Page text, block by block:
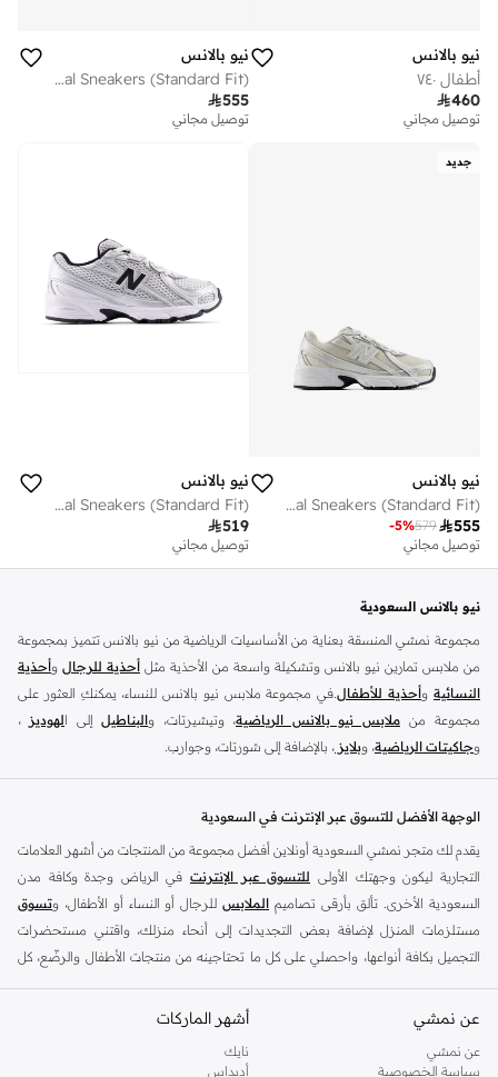
نيو بالانس
أطفال ٧٤٠
460
توصيل مجاني
نيو بالانس
Kids 740 Bungee Lace casual Sneakers (Standard Fit)
555
توصيل مجاني
جديد
نيو بالانس
Kids 740 LACE casual Sneakers (Standard Fit)
555
579
-5%
توصيل مجاني
نيو بالانس
Kids 740 Bungee Lace casual Sneakers (Standard Fit)
519
توصيل مجاني
نيو بالانس السعودية
مجموعة نمشي المنسقة بعناية من الأساسيات الرياضية من نيو بالانس تتميز بمجموعة
من ملابس تمارين نيو بالانس وتشكيلة واسعة من الأحذية مثل أحذية للرجال وأحذية
النسائية وأحذية للأطفال .في مجموعة ملابس نيو بالانس للنساء، يمكنكِ العثور على
مجموعة من ملابس نيو بالانس الرياضية، وتيشيرتات، والبناطيل إلى الهوديز ،
وجاكيتات الرياضية، وبلايز ، بالإضافة إلى شورتات، وجوارب.
تسوقأزياء الرجال من نيو بالانسللملابس المناسبة للتمرين مثلالملابس الرياضية
التيشرتات
قماش وبناطيل متنوعة والجوارب و الملابس الداخلية و
ملابس نيو بلانس والأحذيةبشكل أفضل مع المناسبات الغير رسمية والرياضية وأسلوب
الحياة العادي بالإضافة إلى المناسبات المتعلقة بالركض والتدريب. تسوق أحذية تريل من
نيو بالانس للرجال لرحلتك القادمة في المشي لمسافات طويلة. اشترِأحذية للرجال
وأحذية رياضية حمراء مثل أحذية سنيكرز قصير الرقبة وكذلك أحذية نيو بالانس الخضراء
للرجال في أحذية رياضية مثل ترينرز. تعتبر ملابس وأحذية التمارين الرياضية للرجال من
نيو بالانس مثالية للحفاظ على المظهر الأنيق داخل وخارج الجيم. تسوق من أحذية نيو
بالانس الصفراء للرجال للحصول على مظهر رياضي أنيق.
تسوق من متجر نيو بالانس أونلاين في السعودية
الوجهة الأفضل للتسوق عبر الإنترنت في السعودية
يقدم لك متجر نمشي السعودية أونلاين أفضل مجموعة من المنتجات من أشهر العلامات
التجارية ليكون وجهتك الأولى للتسوق عبر الإنترنت في الرياض وجدة وكافة مدن
السعودية الأخرى. تألق بأرقى تصاميم الملابس للرجال أو النساء أو الأطفال، وتسوق
مستلزمات المنزل لإضافة بعض التجديدات إلى أنحاء منزلك، واقتني مستحضرات
التجميل بكافة أنواعها، واحصلي على كل ما تحتاجينه من منتجات الأطفال والرضّع، كل
أفضل العلامات التجارية في السعودية
يضم متجر نمشي السعودية أونلاين مجموعة ضخمة من المنتجات من أفضل العلامات
عن نمشي
عن نمشي
سياسة الخصوصية
أشهر الماركات
نايك
أديداس